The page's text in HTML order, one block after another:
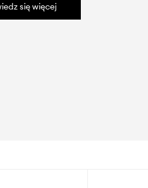
się więcej